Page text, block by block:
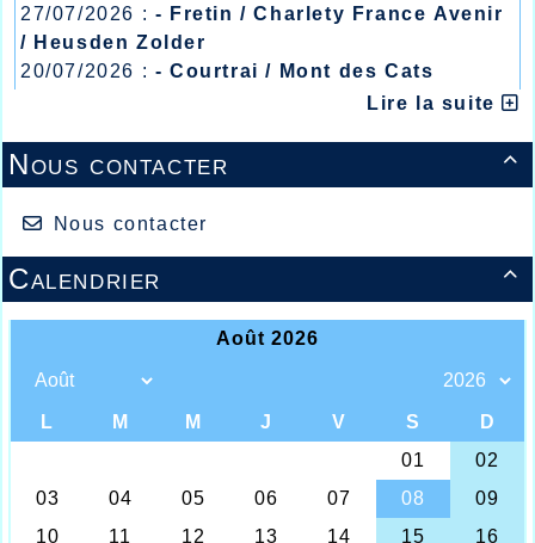
27/07/2026 : - Fretin / Charlety France Avenir
/ Heusden Zolder
20/07/2026 : - Courtrai / Mont des Cats
- Lyon / Meeting Abeilles /Lire la suite

Nous contacter
Nous contacter

Calendrier
La jeune Léa Van Lierde porte drapeau Nord
Toujours en déplacement les athlètes de l’AHVL et,
avec un match inter départementaux à Nogent sur